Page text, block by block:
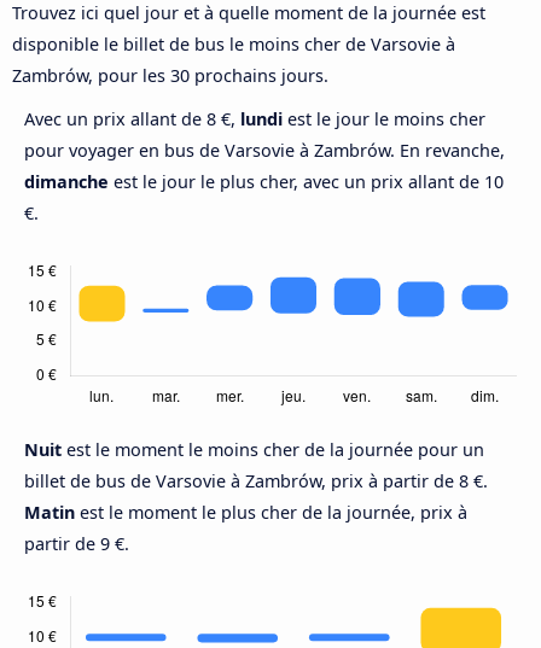
Trouvez ici quel jour et à quelle moment de la journée est
disponible le billet de bus le moins cher de Varsovie à
Zambrów, pour les 30 prochains jours.
Avec un prix allant de 8 €, lundi est le jour le moins cher
pour voyager en bus de Varsovie à Zambrów. En revanche,
dimanche est le jour le plus cher, avec un prix allant de 10
€.
Nuit est le moment le moins cher de la journée pour un
billet de bus de Varsovie à Zambrów, prix à partir de 8 €.
Matin est le moment le plus cher de la journée, prix à
partir de 9 €.